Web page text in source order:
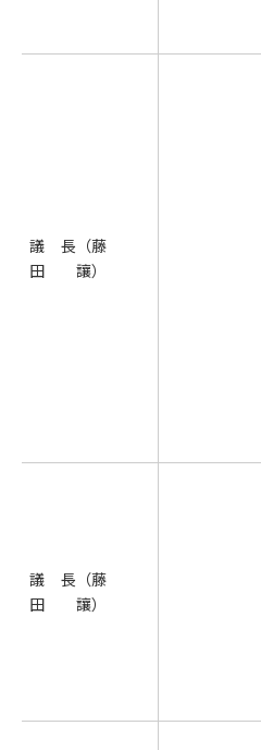
議 長（藤
田 讓）
議 長（藤
田 讓）